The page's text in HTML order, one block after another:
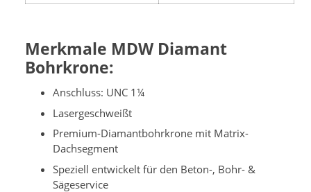
Merkmale MDW Diamant
Bohrkrone:
Anschluss: UNC 1¼
Lasergeschweißt
Premium-Diamantbohrkrone mit Matrix-
Dachsegment
Speziell entwickelt für den Beton-, Bohr- &
Sägeservice